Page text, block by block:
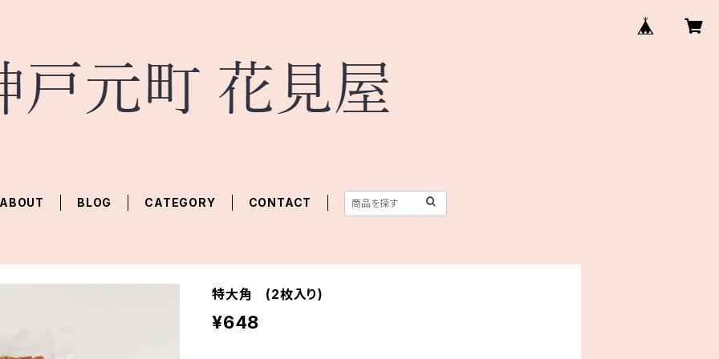
BLOG CATEGORY CONTACT
特大角 (2枚入り)
¥648